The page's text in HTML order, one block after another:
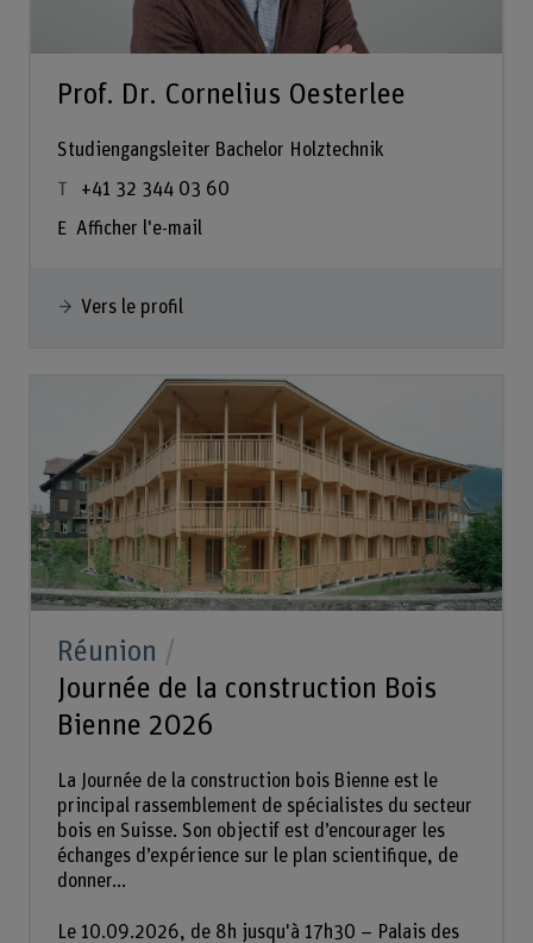
Prof. Dr. Cornelius Oesterlee
Studiengangsleiter Bachelor Holztechnik
+41 32 344 03 60
Afficher l'e-mail
Vers le profil
Réunion
Journée de la construction Bois
Bienne 2026
La Journée de la construction bois Bienne est le
principal rassemblement de spécialistes du secteur
bois en Suisse. Son objectif est d’encourager les
échanges d’expérience sur le plan scientifique, de
donner...
Le 10.09.2026, de 8h jusqu'à 17h30 – Palais des